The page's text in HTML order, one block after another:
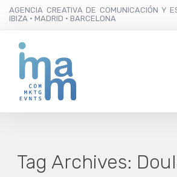
AGENCIA CREATIVA DE COMUNICACIÓN Y
IBIZA · MADRID · BARCELONA
Tag Archives: